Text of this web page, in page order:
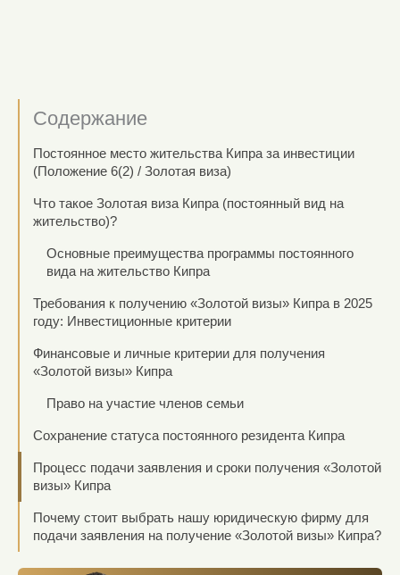
Содержание
Постоянное место жительства Кипра за инвестиции
(Положение 6(2) / Золотая виза)
Что такое Золотая виза Кипра (постоянный вид на
жительство)?
Основные преимущества программы постоянного
вида на жительство Кипра
Требования к получению «Золотой визы» Кипра в 2025
году: Инвестиционные критерии
Финансовые и личные критерии для получения
«Золотой визы» Кипра
Право на участие членов семьи
Сохранение статуса постоянного резидента Кипра
Процесс подачи заявления и сроки получения «Золотой
визы» Кипра
Почему стоит выбрать нашу юридическую фирму для
подачи заявления на получение «Золотой визы» Кипра?